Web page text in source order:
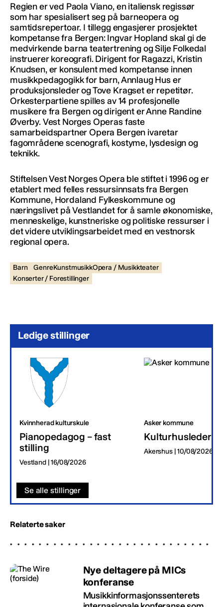
Regien er ved Paola Viano, en italiensk regissør
som har spesialisert seg på barneopera og
samtidsrepertoar. I tillegg engasjerer prosjektet
kompetanse fra Bergen: Ingvar Hopland skal gi de
medvirkende barna teatertrening og Silje Folkedal
instruerer koreografi. Dirigent for Ragazzi, Kristin
Knudsen, er konsulent med kompetanse innen
musikkpedagogikk for barn, Annlaug Hus er
produksjonsleder og Tove Kragset er repetitør.
Orkesterpartiene spilles av 14 profesjonelle
musikere fra Bergen og dirigent er Anne Randine
Øverby. Vest Norges Operas faste
samarbeidspartner Opera Bergen ivaretar
fagområdene scenografi, kostyme, lysdesign og
teknikk.
Stiftelsen Vest Norges Opera ble stiftet i 1996 og er
etablert med felles ressursinnsats fra Bergen
Kommune, Hordaland Fylkeskommune og
næringslivet på Vestlandet for å samle økonomiske,
menneskelige, kunstneriske og politiske ressurser i
det videre utviklingsarbeidet med en vestnorsk
regional opera.
Barn
GenreKunstmusikkOpera / Musikkteater
Konserter / Forestillinger
Ledige stillinger
Kvinnherad kulturskule
Pianopedagog – fast
stilling
Vestland | 16/08/2026
Asker kommune
Kulturhusleder
Akershus | 10/08/2026
Se alle stillinger
Relaterte saker
Nye deltagere på MICs
konferanse
Musikkinformasjonssenterets